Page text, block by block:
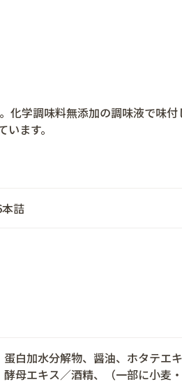
学調味料無添加の調味液で味付
ます。
詰
白加水分解物、醤油、ホタテエ
母エキス／酒精、（一部に小麦・